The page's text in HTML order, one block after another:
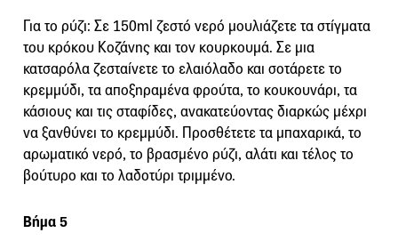
Για το ρύζι: Σε 150ml ζεστό νερό μουλιάζετε τα στίγματα
του κρόκου Κοζάνης και τον κουρκουμά. Σε μια
κατσαρόλα ζεσταίνετε το ελαιόλαδο και σοτάρετε το
κρεμμύδι, τα αποξηραμένα φρούτα, το κουκουνάρι, τα
κάσιους και τις σταφίδες, ανακατεύοντας διαρκώς μέχρι
να ξανθύνει το κρεμμύδι. Προσθέτετε τα μπαχαρικά, το
αρωματικό νερό, το βρασμένο ρύζι, αλάτι και τέλος το
βούτυρο και το λαδοτύρι τριμμένο.
Βήμα 5